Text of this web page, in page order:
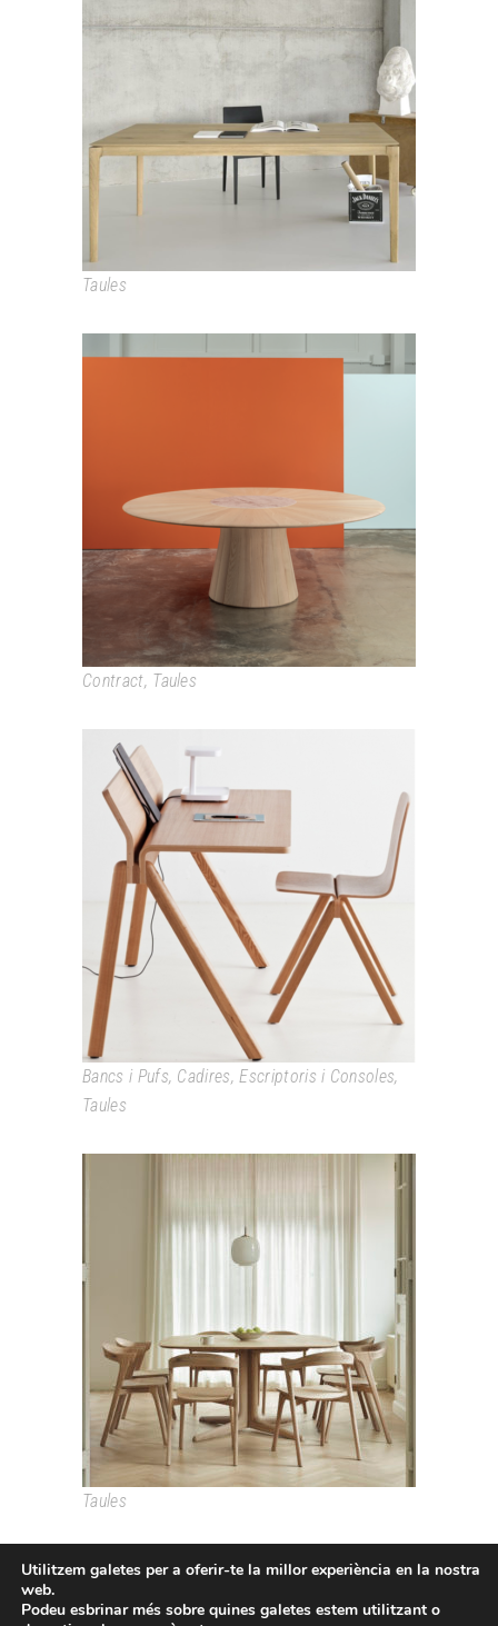
BOK
Taules
REVERSE
Contract, Taules
COPENHAGUE / CPH
Bancs i Pufs, Cadires,Escriptoris i Consoles,
Taules
CORTO
Taules
Utilitzem galetes per a oferir-te la millor experiència en la nostra
web.
Podeu esbrinar més sobre quines galetes estem utilitzant o